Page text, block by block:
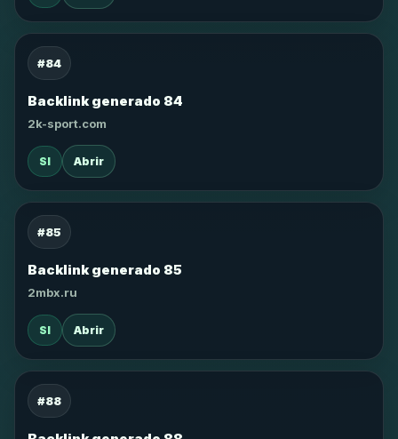
#84
Backlink generado 84
2k-sport.com
SI Abrir
#85
Backlink generado 85
2mbx.ru
SI Abrir
#88